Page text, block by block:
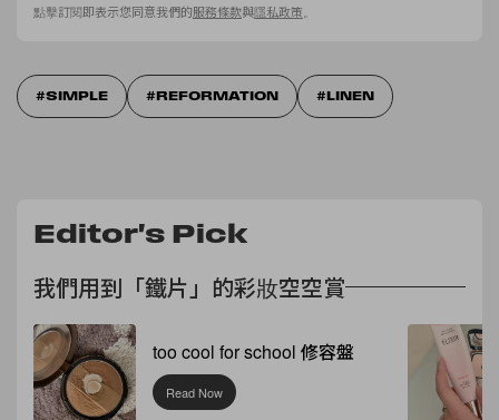
點擊訂閱即表示您同意我們的服務條款與隱私政策
SIMPLE REFORMATION LINEN
Editor's Pick
我們用到「鐵片」的彩妝空空賞
too cool for school 修容盤
Read Now